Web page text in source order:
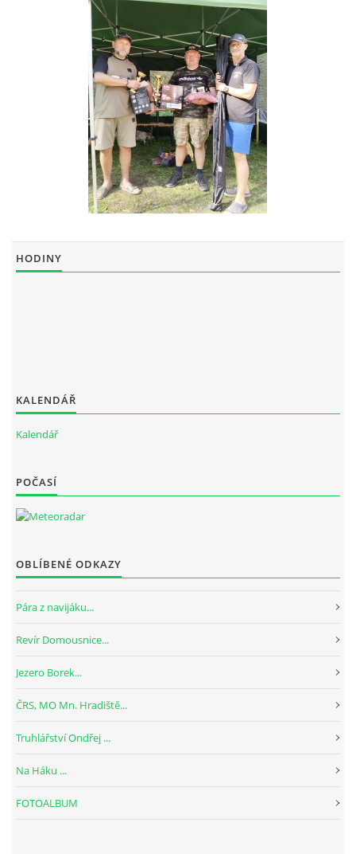
HODINY
KALENDÁŘ
Kalendář
POČASÍ
OBLÍBENÉ ODKAZY
Pára z navijáku...
Revír Domousnice...
Jezero Borek...
ČRS, MO Mn. Hradiště...
Truhlářství Ondřej ...
Na Háku ...
FOTOALBUM